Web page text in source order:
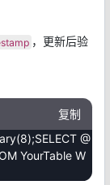
，更新后验
复制
@
YourTable W